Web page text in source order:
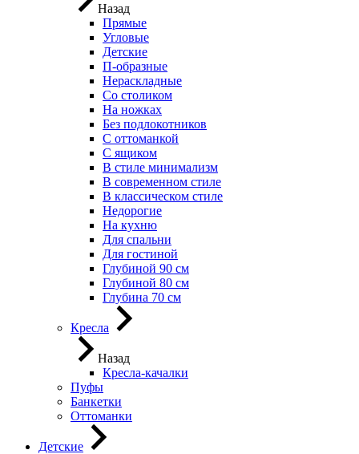
Назад
Прямые
Угловые
Детские
П-образные
Нераскладные
Со столиком
На ножках
Без подлокотников
С оттоманкой
С ящиком
В стиле минимализм
В современном стиле
В классическом стиле
Недорогие
На кухню
Для спальни
Для гостиной
Глубиной 90 см
Глубиной 80 см
Глубина 70 см
Кресла
Назад
Кресла-качалки
Пуфы
Банкетки
Оттоманки
Детские